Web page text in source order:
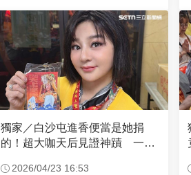
獨家／白沙屯進香便當是她捐
的！超大咖天后見證神蹟 一靠
2026/04/23 16:53